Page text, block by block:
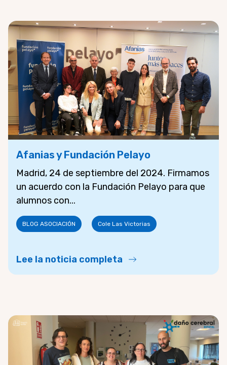
Afanias y Fundación Pelayo
Madrid, 24 de septiembre del 2024. Firmamos
un acuerdo con la Fundación Pelayo para que
alumnos con...
BLOG ASOCIACIÓN Cole Las Victorias
Lee la noticia completa